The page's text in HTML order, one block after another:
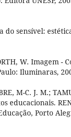
do sensível:
W. Imagem -
Iluminaras,
M-C. J. M.;
educacionais.
Porto